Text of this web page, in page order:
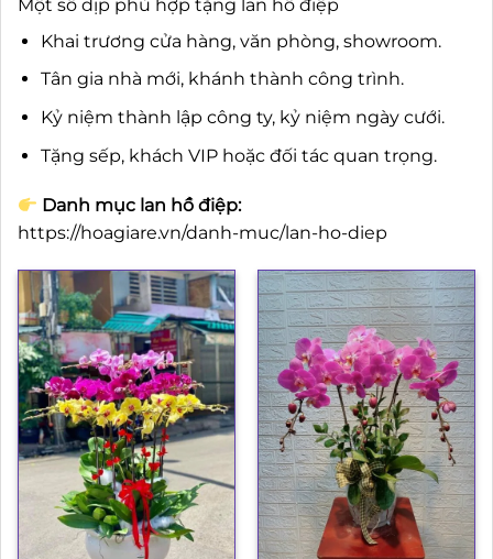
Một số dịp phù hợp tặng lan hồ điệp
Khai trương cửa hàng, văn phòng, showroom.
Tân gia nhà mới, khánh thành công trình.
Kỷ niệm thành lập công ty, kỷ niệm ngày cưới.
Tặng sếp, khách VIP hoặc đối tác quan trọng.
Danh mục lan hồ điệp:
https://hoagiare.vn/danh-muc/lan-ho-diep